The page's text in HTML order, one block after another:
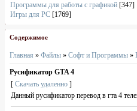
Программы для работы с графикой [347]
Игры для PC [1769]
Содержимое
Главная » Файлы » Софт и Программы »
Русификатор GTA 4
[ Скачать удаленно ]
Данный русификатор перевод в гта 4